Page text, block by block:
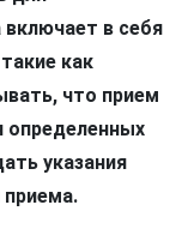
в себя
как
что прием
определенных
указания
приема.